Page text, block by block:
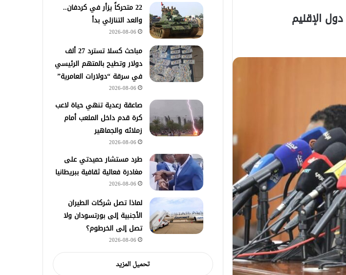
الإقليم
22 متحركاً يزأر في كردفان..
والعد التنازلي بدأ
2026-08-06
مباحث كسلا تسترد 27 ألف
دولار وتطيح بالمتهم الرئيسي
في سرقة “دولارات العامرية”
2026-08-06
صاعقة رعدية تنهي حياة لاعب
كرة قدم داخل الملعب أمام
زملائه والجماهير
2026-08-06
طرد مستشار حميدتي على
مغادرة فعالية ثقافية ببريطانيا
2026-08-06
لماذا تصل شركات الطيران
الأجنبية إلى بورتسودان ولا
تصل إلى الخرطوم؟
2026-08-06
تحميل المزيد